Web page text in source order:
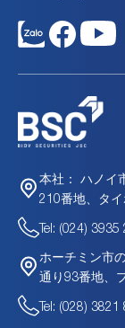
本社：
ハノイ
210番地、タ
Tel: (024)
ホーチミン市
通り93番地、
Tel: (028)